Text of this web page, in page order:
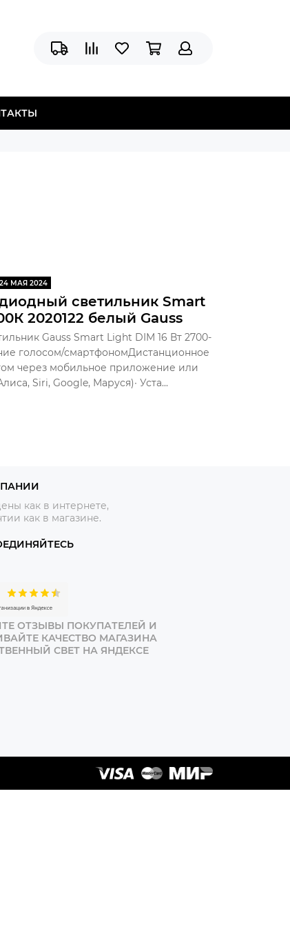
24 МАЯ 2024
светильник Smart
2020122 белый Gauss
Gauss Smart Light DIM 16 Вт 2700-
голосом/смартфономДистанционное
через мобильное приложение или
Siri, Google, Маруся)∙ Уста...
как в интернете,
как в магазине.
ОТЗЫВЫ ПОКУПАТЕЛЕЙ И
КАЧЕСТВО МАГАЗИНА
СВЕТ НА ЯНДЕКСЕ